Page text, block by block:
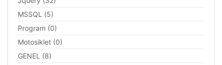
MSSQL (5)
Program (0)
Motosiklet (0)
GENEL (8)